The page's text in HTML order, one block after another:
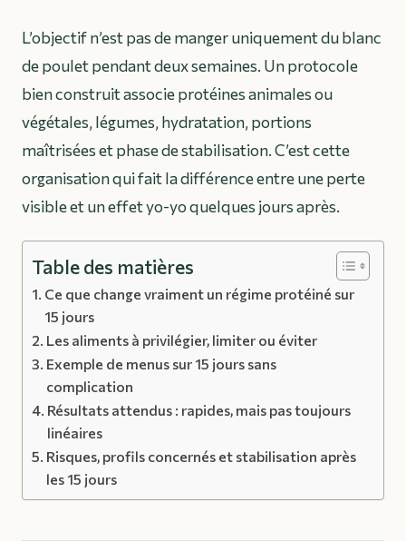
L’objectif n’est pas de manger uniquement du blanc
de poulet pendant deux semaines. Un protocole
bien construit associe protéines animales ou
végétales, légumes, hydratation, portions
maîtrisées et phase de stabilisation. C’est cette
organisation qui fait la différence entre une perte
visible et un effet yo-yo quelques jours après.
Table des matières
Ce que change vraiment un régime protéiné sur
15 jours
Les aliments à privilégier, limiter ou éviter
Exemple de menus sur 15 jours sans
complication
Résultats attendus : rapides, mais pas toujours
linéaires
Risques, profils concernés et stabilisation après
les 15 jours